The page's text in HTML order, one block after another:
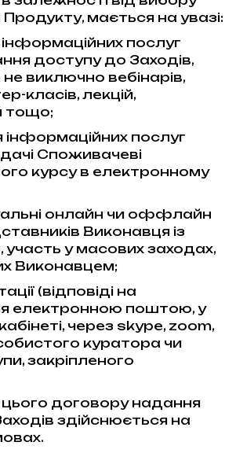
мається на увазі:
інформаційних послуг
доступу до Заходів,
виключно вебінарів,
класів, лекцій,
тощо;
інформаційних послуг
Споживачеві
курсу в електронному
онлайн чи оффлайн
Виконавця із
у масових заходах,
Виконавцем;
(відповіді на
електронною поштою, у
через skype, zoom,
куратора чи
закріпленого
договору надання
здійснюється на